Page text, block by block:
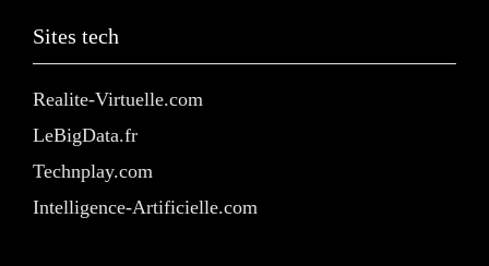
Sites tech
Realite-Virtuelle.com
LeBigData.fr
Technplay.com
Intelligence-Artificielle.com